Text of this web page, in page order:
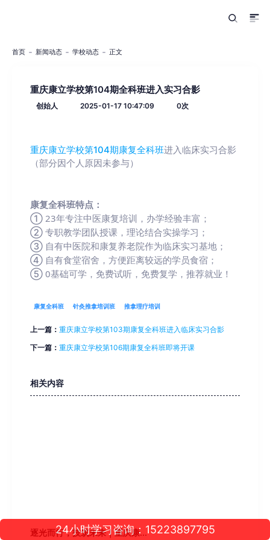
首页 新闻动态 学校动态 正文
重庆康立学校第104期全科班进入实习合影
创始人 2025-01-17 10:47:09 0次
重庆康立学校第104期康复全科班进入临床实习合影
（部分因个人原因未参与）
康复全科班特点：
① 23年专注中医康复培训，办学经验丰富；
② 专职教学团队授课，理论结合实操学习；
③ 自有中医院和康复养老院作为临床实习基地；
④ 自有食堂宿舍，方便距离较远的学员食宿；
⑤ 0基础可学，免费试听，免费复学，推荐就业！
康复全科班 针灸推拿培训班 推拿理疗培训
上一篇： 重庆康立学校第103期康复全科班进入临床实习合影
下一篇： 重庆康立学校第106期康复全科班即将开课
相关内容
逐光而行，技筑未来｜重庆康...
24小时学习咨询：15223897795